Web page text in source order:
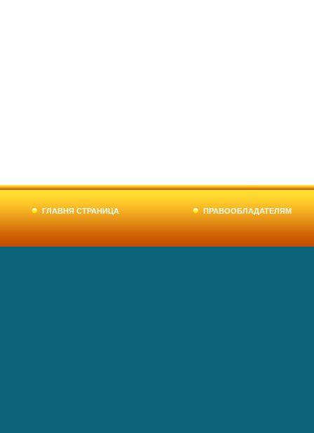
ГЛАВНЯ СТРАНИЦА ПРАВООБЛАДАТЕЛЯМ